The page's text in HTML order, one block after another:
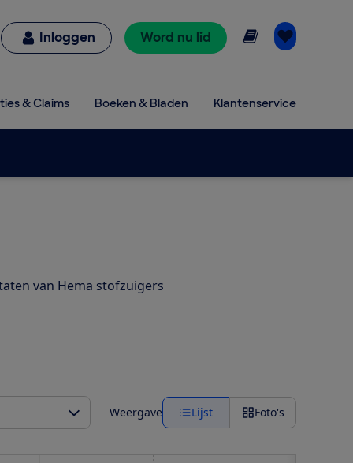
Inloggen Word nu lid Online lezen
& Claims Boeken & Bladen Klantenservice
van Hema stofzuigers
Weergave Lijst Foto's